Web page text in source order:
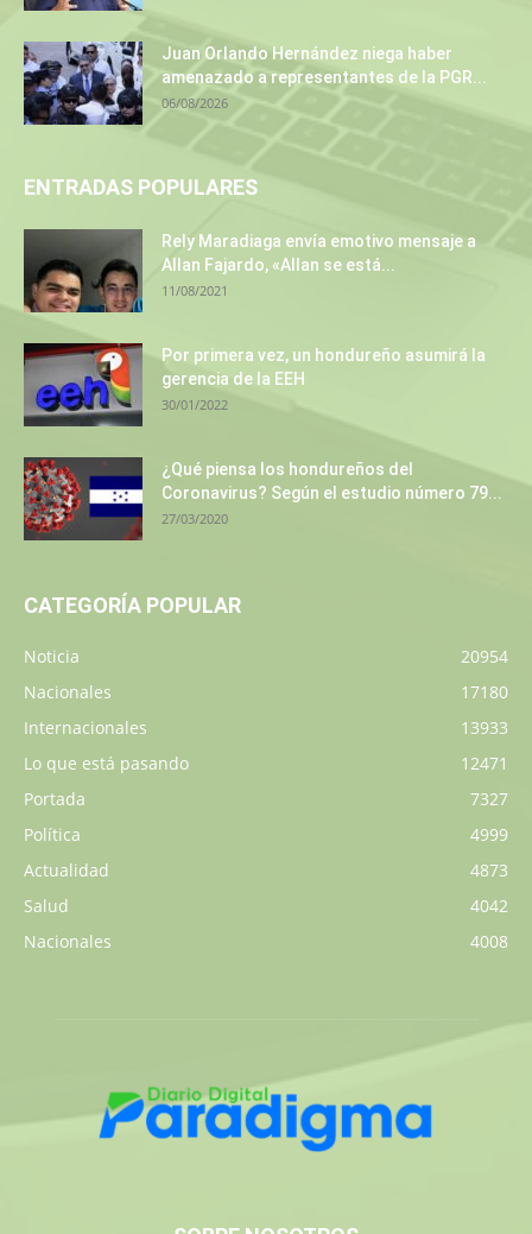
Juan Orlando Hernández niega haber
amenazado a representantes de la PGR...
06/08/2026
ENTRADAS POPULARES
Rely Maradiaga envía emotivo mensaje a
Allan Fajardo, «Allan se está...
11/08/2021
Por primera vez, un hondureño asumirá la
gerencia de la EEH
30/01/2022
¿Qué piensa los hondureños del
Coronavirus? Según el estudio número 79...
27/03/2020
CATEGORÍA POPULAR
Noticia
20954
Nacionales
17180
Internacionales
13933
Lo que está pasando
12471
Portada
7327
Política
4999
Actualidad
4873
Salud
4042
Nacionales
4008